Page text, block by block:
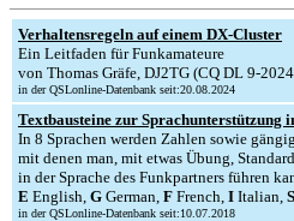
Verhaltensregeln auf einem DX-Cluster
Ein Leitfaden für Funkamateure
von Thomas Gräfe, DJ2TG (CQ DL 9-
in der QSLonline-Datenbank seit:20.08.2024
Textbausteine zur Sprachunterstützung
In 8 Sprachen werden Zahlen sowie
mit denen man, mit etwas Übung,
in der Sprache des Funkpartners führen
E English, G German, F French, I Italian, S
in der QSLonline-Datenbank seit:10.07.2018